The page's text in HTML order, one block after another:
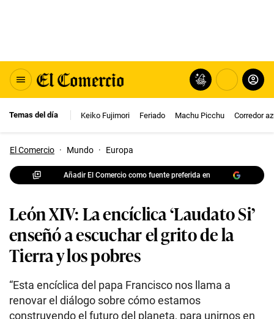
Temas del día Keiko Fujimori Feriado Machu Picchu Corredor
El Comercio · Mundo · Europa
Añadir El Comercio como fuente preferida en
León XIV: La encíclica ‘Laudato Si’
enseñó a escuchar el grito de la
Tierra y los pobres
“Esta encíclica del papa Francisco nos llama a
renovar el diálogo sobre cómo estamos
construyendo el futuro del planeta, para unirnos en